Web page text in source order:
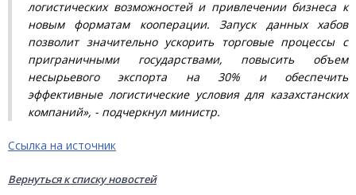
логистических возможностей и привлечении бизнеса к
новым форматам кооперации. Запуск данных хабов
позволит значительно ускорить торговые процессы с
приграничными государствами, повысить объем
несырьевого экспорта на 30% и обеспечить
эффективные логистические условия для казахстанских
компаний», - подчеркнул министр.
Ссылка на источник
Вернуться к списку новостей